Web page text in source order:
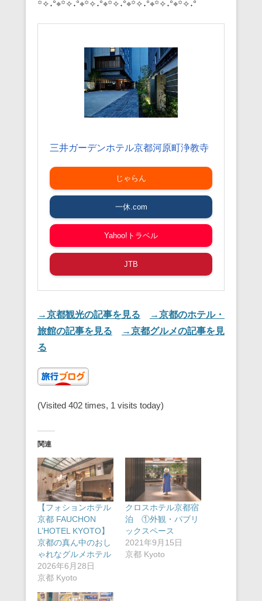
꙳✧˖°⌖꙳✧˖°⌖꙳✧˖°⌖꙳✧˖°⌖꙳✧˖°⌖꙳✧˖°⌖꙳✧˖°
三井ガーデンホテル京都河原町浄教寺
じゃらん
一休.com
Yahoo!トラベル
JTB
→京都観光の記事を見る
→京都のホテル・
旅館の記事を見る
→京都グルメの記事を見
る
(Visited 402 times, 1 visits today)
関連
【フォションホテル
京都 FAUCHON
L’HOTEL KYOTO】
京都の真ん中のおし
ゃれなグルメホテル
2026年6月28日
京都 Kyoto
クロスホテル京都宿
泊 ①外観・パブリ
ックスペース
2021年9月15日
京都 Kyoto